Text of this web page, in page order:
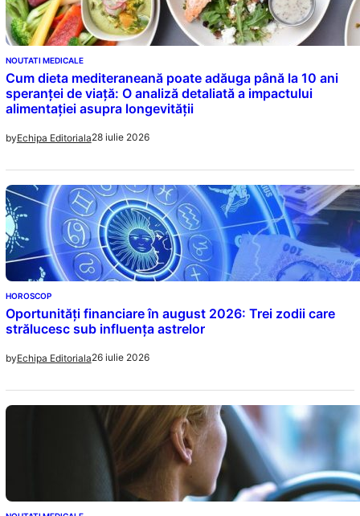
NOUTATI MEDICALE
Cum dieta mediteraneană poate adăuga până la 10 ani
speranței de viață: O analiză detaliată a impactului
alimentației asupra longevității
byEchipa Editoriala28 iulie 2026
HOROSCOP
Oportunități financiare în august 2026: Trei zodii care
strălucesc sub influența astrelor
byEchipa Editoriala26 iulie 2026